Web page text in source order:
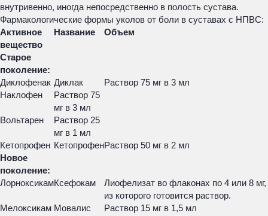
внутривенно, иногда непосредственно в полость сустава.
Фармакологические формы уколов от боли в суставах с НПВС:
Активное
вещество
Название Объем
Старое
поколение:
Диклофенак Диклак
Раствор 75 мг в 3 мл
Наклофен
Раствор 75
мг в 3 мл
Вольтарен
Раствор 25
мг в 1 мл
Кетопрофен КетопрофенРаствор 50 мг в 2 мл
Новое
поколение:
ЛорноксикамКсефокам
Лиофелизат во флаконах по 4 или 8 мг,
из которого готовится раствор.
Мелоксикам Мовалис Раствор 15 мг в 1,5 мл